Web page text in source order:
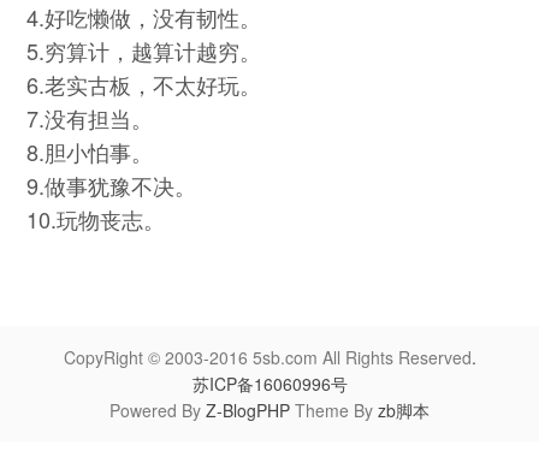
4.好吃懒做，没有韧性。
5.穷算计，越算计越穷。
6.老实古板，不太好玩。
7.没有担当。
8.胆小怕事。
9.做事犹豫不决。
10.玩物丧志。
CopyRight © 2003-2016 5sb.com All Rights Reserved.
苏ICP备16060996号
Powered By Z-BlogPHP Theme By zb脚本